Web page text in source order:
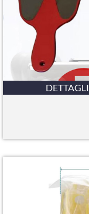
DETTAGLI